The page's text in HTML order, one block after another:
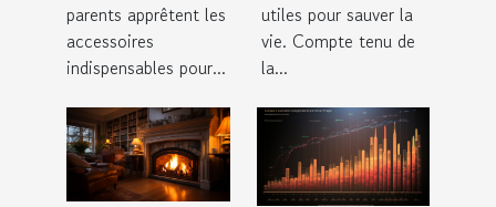
parents apprêtent les
accessoires
indispensables pour...
utiles pour sauver la
vie. Compte tenu de
la...